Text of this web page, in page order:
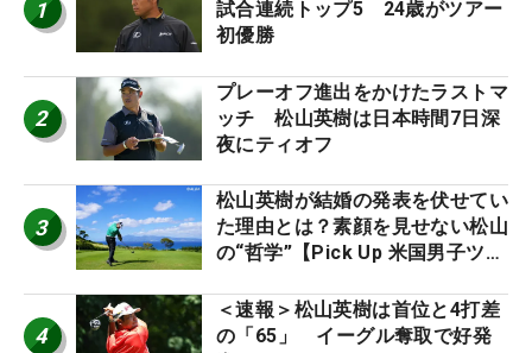
1
試合連続トップ5 24歳がツアー
初優勝
2
プレーオフ進出をかけたラストマ
ッチ 松山英樹は日本時間7日深
夜にティオフ
3
松山英樹が結婚の発表を伏せてい
た理由とは？素顔を見せない松山
の“哲学”【Pick Up 米国男子ツア
4
＜速報＞松山英樹は首位と4打差
の「65」 イーグル奪取で好発